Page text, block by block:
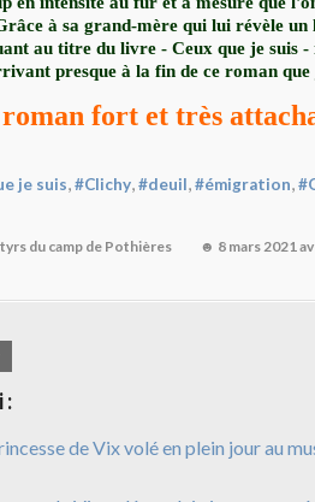
à sa grand-mère qui lui révèle
au titre du livre - Ceux que je suis -
presque à la fin de ce roman
fort et très
je suis,#Clichy,#deuil,#émigration,
du camp de Pothières ☻ 8 mars 2021
: